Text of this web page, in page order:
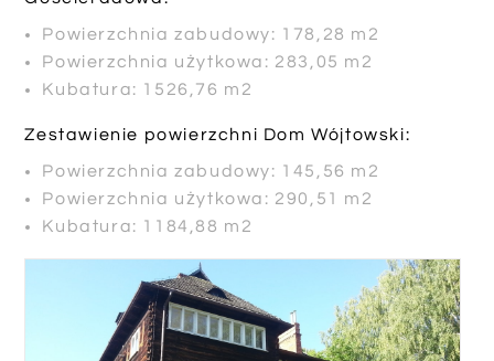
Powierzchnia zabudowy: 178,28 m2
Powierzchnia użytkowa: 283,05 m2
Kubatura: 1526,76 m2
Zestawienie powierzchni Dom Wójtowski:
Powierzchnia zabudowy: 145,56 m2
Powierzchnia użytkowa: 290,51 m2
Kubatura: 1184,88 m2